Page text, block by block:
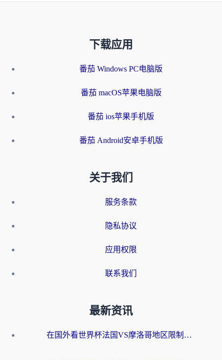
下载应用
番茄 Windows PC电脑版
番茄 macOS苹果电脑版
番茄 ios苹果手机版
番茄 Android安卓手机版
关于我们
服务条款
隐私协议
应用权限
联系我们
最新资讯
在国外看世界杯法国VS摩洛哥地区限制？这篇指南让你流畅看中文解说无压力